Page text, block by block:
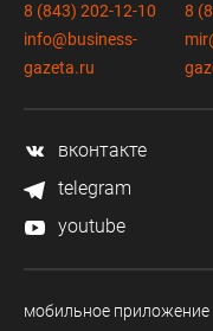
8 (843) 202-12-10
info@business-
gazeta.ru
8
вконтакте
telegram
youtube
мобильное приложение